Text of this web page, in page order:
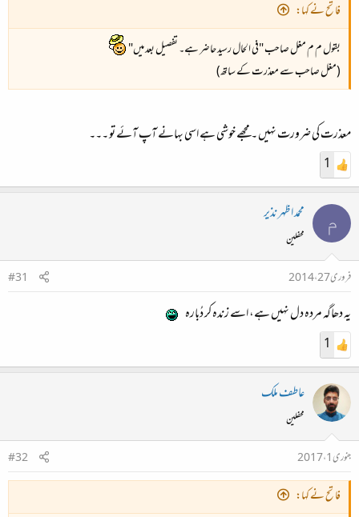
فاتح نے کہا:
بقول م م مغل صاحب "فی الحال رسید حاضر ہے۔ تفصیل بعد میں"
(مغل صاحب سے معذرت کے ساتھ)
معذرت کی ضرورت نہیں ۔ مجھے خوشی ہے اسی بہانے آپ آئے تو ۔۔۔
1
م محمد اظہر نذیر
محفلین
فروری 27، 2014
#31
یہ دھاگہ مردہ دل نہیں ہے، اسے زندہ کر دُبارہ
1
عاطف ملک
محفلین
جنوری 1، 2017
#32
فاتح نے کہا: